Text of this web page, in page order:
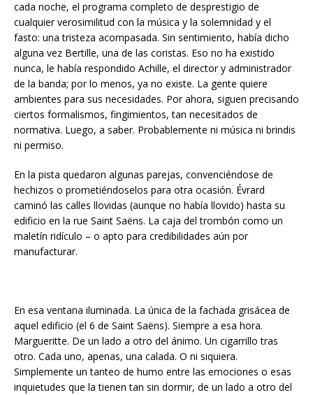
cada noche, el programa completo de desprestigio de
cualquier verosimilitud con la música y la solemnidad y el
fasto: una tristeza acompasada. Sin sentimiento, había dicho
alguna vez Bertille, una de las coristas. Eso no ha existido
nunca, le había respondido Achille, el director y administrador
de la banda; por lo menos, ya no existe. La gente quiere
ambientes para sus necesidades. Por ahora, siguen precisando
ciertos formalismos, fingimientos, tan necesitados de
normativa. Luego, a saber. Probablemente ni música ni brindis
ni permiso.
En la pista quedaron algunas parejas, convenciéndose de
hechizos o prometiéndoselos para otra ocasión. Évrard
caminó las calles llovidas (aunque no había llovido) hasta su
edificio en la rue Saint Saëns. La caja del trombón como un
maletín ridículo – o apto para credibilidades aún por
manufacturar.
En esa ventana iluminada. La única de la fachada grisácea de
aquel edificio (el 6 de Saint Saëns). Siempre a esa hora.
Margueritte. De un lado a otro del ánimo. Un cigarrillo tras
otro. Cada uno, apenas, una calada. O ni siquiera.
Simplemente un tanteo de humo entre las emociones o esas
inquietudes que la tienen tan sin dormir, de un lado a otro del